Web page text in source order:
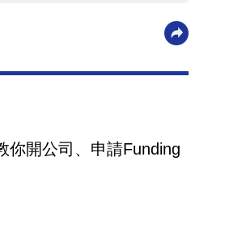
你開公司、申請Funding